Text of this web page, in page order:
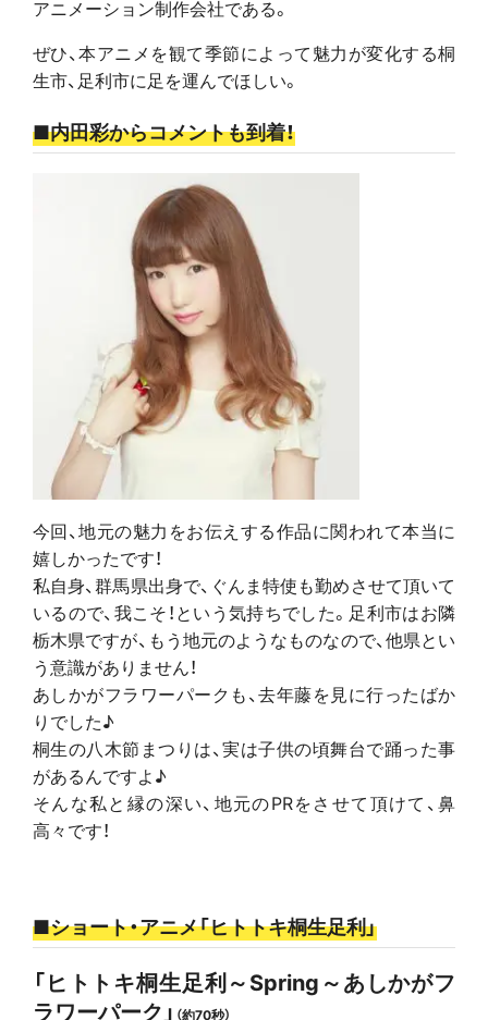
アニメーション制作会社である。
ぜひ、本アニメを観て季節によって魅力が変化する桐
生市、足利市に足を運んでほしい。
■内田彩からコメントも到着！
今回、地元の魅力をお伝えする作品に関われて本当に
嬉しかったです！
私自身、群馬県出身で、ぐんま特使も勤めさせて頂いて
いるので、我こそ！という気持ちでした。足利市はお隣
栃木県ですが、もう地元のようなものなので、他県とい
う意識がありません！
あしかがフラワーパークも、去年藤を見に行ったばか
りでした♪
桐生の八木節まつりは、実は子供の頃舞台で踊った事
があるんですよ♪
そんな私と縁の深い、地元のPRをさせて頂けて、鼻
高々です！
■ショート・アニメ「ヒトトキ桐生足利」
「ヒトトキ桐生足利～Spring～あしかがフ
ラワーパーク」 （約70秒）